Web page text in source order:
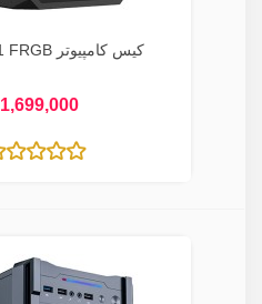
کیس کامپیوتر GAMEMAX G561 FRGB
1,699,000 تومان